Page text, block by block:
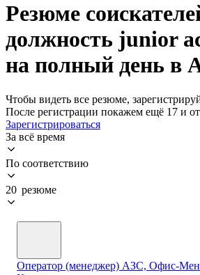
Резюме
должность junior
на полный день в
Чтобы видеть все резюме,
После регистрации покажем ещё 17 и
Зарегистрироваться
За всё время
По соответствию
20 резюме
Оператор (менеджер) АЗС, Офис-